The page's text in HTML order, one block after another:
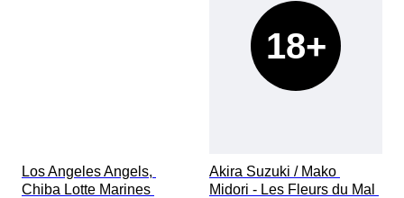
Los Angeles Angels,
Chiba Lotte Marines
18+
Akira Suzuki / Mako
Midori - Les Fleurs du Mal